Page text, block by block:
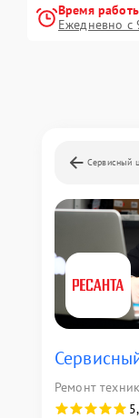
Время
Ежедневно с
Сервисный
Ремонт